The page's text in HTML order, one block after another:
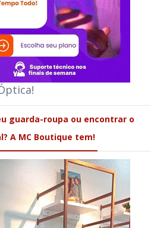
guarda-roupa ou encontrar o
A MC Boutique tem!